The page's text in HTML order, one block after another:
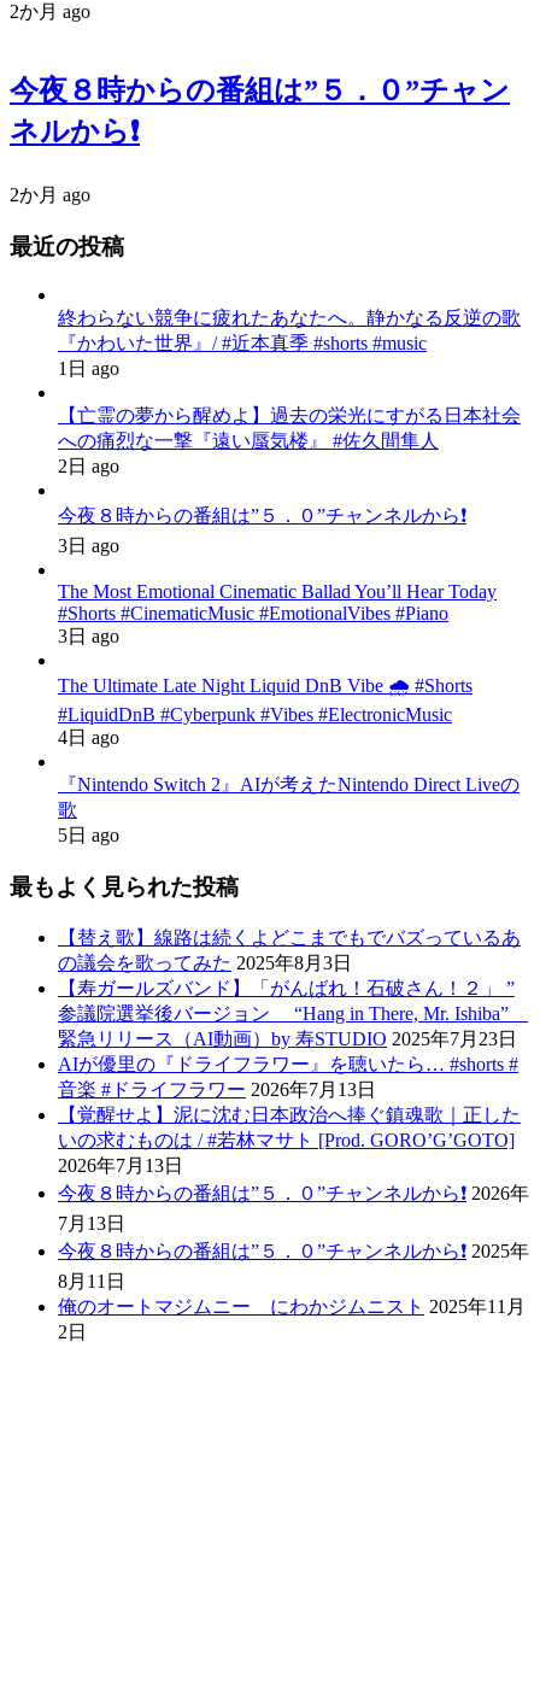
2か月 ago
今夜８時からの番組は”５．０”チャン
ネルから❗️
2か月 ago
最近の投稿
終わらない競争に疲れたあなたへ。静かなる反逆の歌
『かわいた世界』/ #近本真季 #shorts #music
1日 ago
【亡霊の夢から醒めよ】過去の栄光にすがる日本社会
への痛烈な一撃『遠い蜃気楼』 #佐久間隼人
2日 ago
今夜８時からの番組は”５．０”チャンネルから❗️
3日 ago
The Most Emotional Cinematic Ballad You’ll Hear Today
#Shorts #CinematicMusic #EmotionalVibes #Piano
3日 ago
The Ultimate Late Night Liquid DnB Vibe 🌧️ #Shorts
#LiquidDnB #Cyberpunk #Vibes #ElectronicMusic
4日 ago
『Nintendo Switch 2』AIが考えたNintendo Direct Liveの
歌
5日 ago
最もよく見られた投稿
【替え歌】線路は続くよどこまでもでバズっているあ
の議会を歌ってみた 2025年8月3日
【寿ガールズバンド】「がんばれ！石破さん！２」 ”
参議院選挙後バージョン “Hang in There, Mr. Ishiba”
緊急リリース（AI動画）by 寿STUDIO 2025年7月23日
AIが優里の『ドライフラワー』を聴いたら… #shorts #
音楽 #ドライフラワー 2026年7月13日
【覚醒せよ】泥に沈む日本政治へ捧ぐ鎮魂歌｜正した
いの求むものは / #若林マサト [Prod. GORO’G’GOTO]
2026年7月13日
今夜８時からの番組は”５．０”チャンネルから❗️ 2026年
7月13日
今夜８時からの番組は”５．０”チャンネルから❗️ 2025年
8月11日
俺のオートマジムニー にわかジムニスト 2025年11月
2日